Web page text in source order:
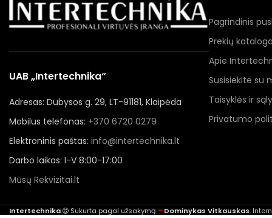
UAB „Intertechnika“
Adresas: Dubysos g. 29, LT-91181, Klaipėda
Mobilus telefonas: +370 6720 0279
Elektroninis paštas: info@intertechnika.lt
Darbo laikas: I-V 8:00-17:00
Mūsų Rekvizitai.lt
Pagrindinis
Prekių
Apie
Susisiekite su
Taisyklės ir
Privatumo
Intertechnika Sukurta pagal užsakymą - Dominykas Vitkauskas.